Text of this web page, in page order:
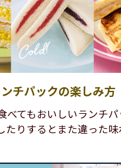
チパックの楽しみ方
べてもおいしいランチパ
たりするとまた違った